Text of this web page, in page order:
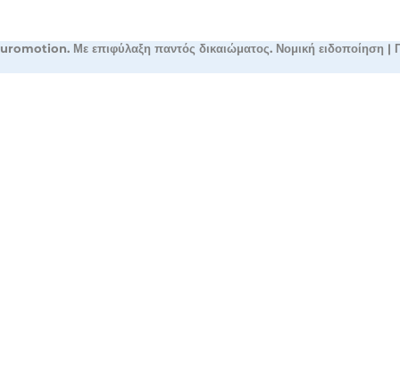
Με επιφύλαξη παντός δικαιώματος. Νομική ειδοποίηση |